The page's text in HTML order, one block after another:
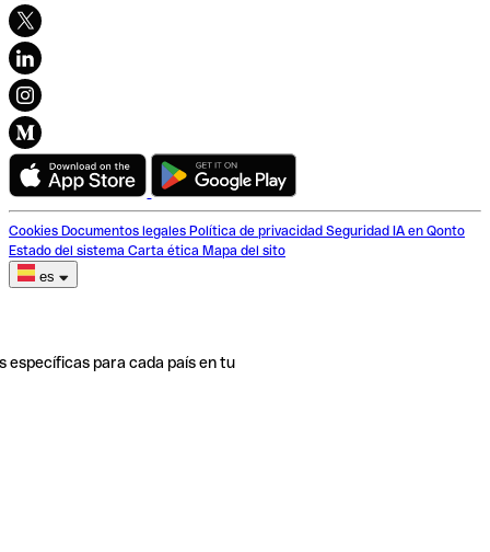
Cookies Documentos legales Política de privacidad Seguridad IA en Qonto
Estado del sistema Carta ética Mapa del sito
es
específicas para cada país en tu